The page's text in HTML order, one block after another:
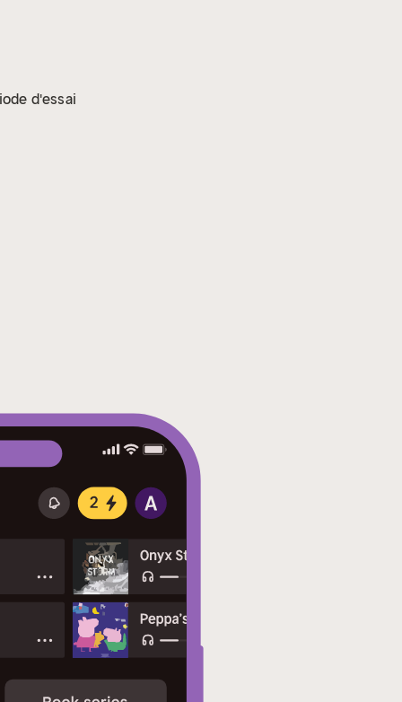
d'essai